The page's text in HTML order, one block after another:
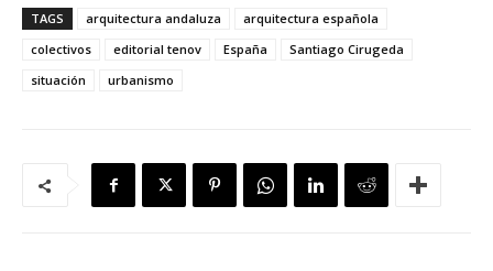
TAGS arquitectura andaluza
arquitectura española
colectivos
editorial tenov España
Santiago Cirugeda
situación
urbanismo